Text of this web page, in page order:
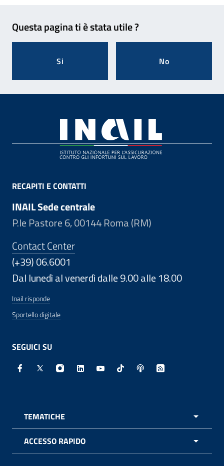
Questa pagina ti è stata utile ?
Si No
RECAPITI E CONTATTI
INAIL Sede centrale
P.le Pastore 6, 00144 Roma (RM)
Contact Center
(+39) 06.6001
Dal lunedì al venerdì dalle 9.00 alle 18.00
Inail risponde
Sportello digitale
SEGUICI SU
Facebook - Sito esterno - Apertura in nuova finestra
X - Sito esterno - Apertura in nuova finestra
Instagram - Sito esterno - Apertura in
Linkedin - Sito esterno - Apertura in
Youtube - Sito esterno -
TikTok - Sito esterno -
Spreaker - Sito
Feed RSS -
TEMATICHE
ACCESSO RAPIDO